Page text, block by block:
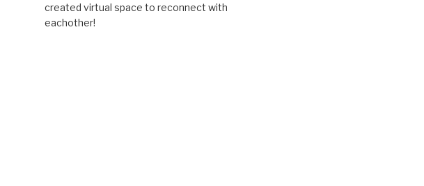
created virtual space to reconnect with
eachother!